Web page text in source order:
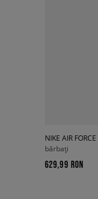
NIKE AIR
bărbați
629,99 RON